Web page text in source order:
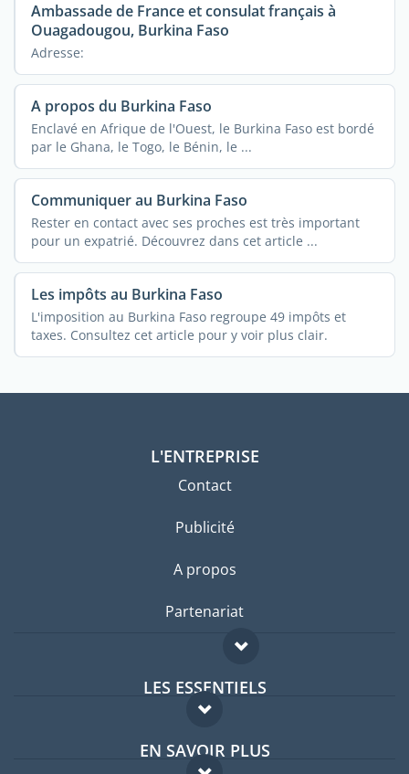
Ambassade de France et consulat français à
Ouagadougou, Burkina Faso
Adresse:
A propos du Burkina Faso
Enclavé en Afrique de l'Ouest, le Burkina Faso est bordé
par le Ghana, le Togo, le Bénin, le ...
Communiquer au Burkina Faso
Rester en contact avec ses proches est très important
pour un expatrié. Découvrez dans cet article ...
Les impôts au Burkina Faso
L'imposition au Burkina Faso regroupe 49 impôts et
taxes. Consultez cet article pour y voir plus clair.
L'ENTREPRISE
Contact
Publicité
A propos
Partenariat
LES ESSENTIELS
Forum expatriés
Guides pays
EN SAVOIR PLUS